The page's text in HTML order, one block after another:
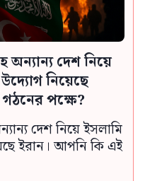
অন্যান্য দেশ নিয়ে
নিয়েছে
পক্ষে?
দেশ নিয়ে ইসলামি
ইরান। আপনি কি এই